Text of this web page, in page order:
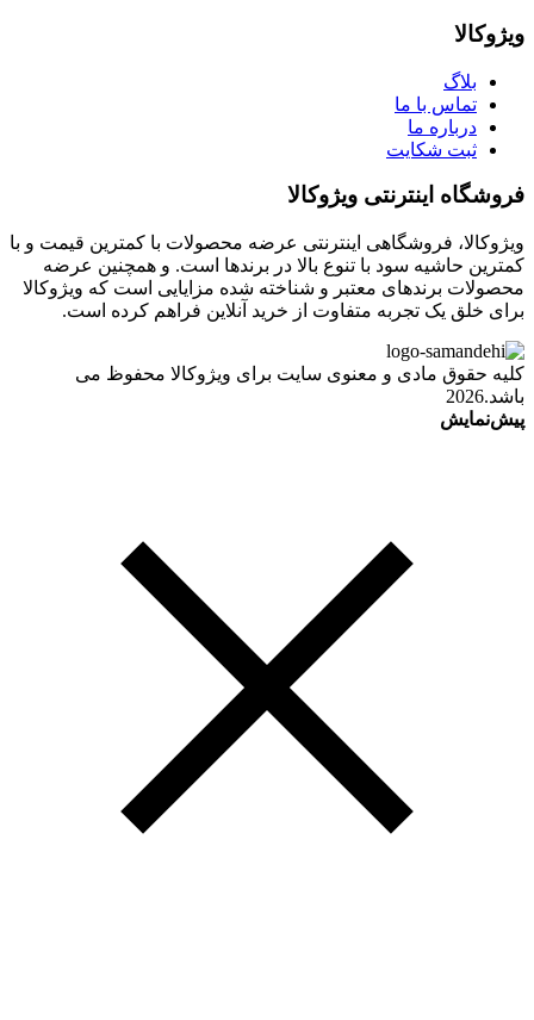
ویژوکالا
بلاگ
تماس با ما
درباره ما
ثبت شکایت
فروشگاه اینترنتی ویژوکالا
ویژوکالا، فروشگاهی اینترنتی عرضه محصولات با کمترین قیمت و با
کمترین حاشیه سود با تنوع بالا در برندها است. و همچنین عرضه
محصولات برندهای معتبر و شناخته شده مزایایی است که ویژوکالا
برای خلق یک تجربه متفاوت از خرید آنلاین فراهم کرده است.
کلیه حقوق مادی و معنوی سایت برای ویژوکالا محفوظ می
باشد.2026
پیش‌نمایش